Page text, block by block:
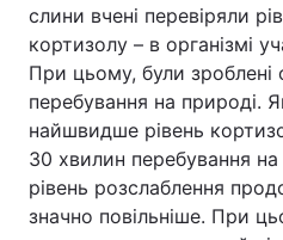
слини вчені перевіряли
кортизолу – в організмі
При цьому, були зроблені
перебування на природі.
найшвидше рівень
30 хвилин перебування
рівень розслаблення
значно повільніше. При